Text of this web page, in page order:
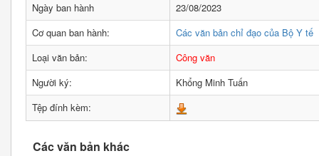
Ngày ban hành
23/08/2023
Cơ quan ban hành:
Các văn bản chỉ đạo của Bộ Y tế
Loại văn bản:
Công văn
Người ký:
Khổng Minh Tuấn
Tệp đính kèm:
Các văn bản khác